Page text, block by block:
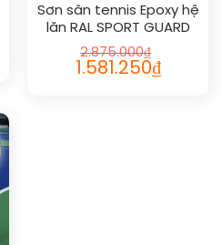
Sơn sân tennis Epoxy hệ
lăn RAL SPORT GUARD
1014
2.875.000₫
1.581.250₫